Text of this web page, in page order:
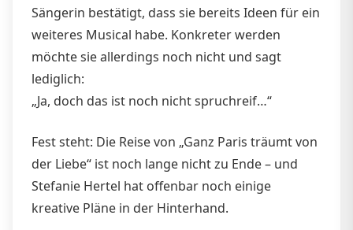
Sängerin bestätigt, dass sie bereits Ideen für ein
weiteres Musical habe. Konkreter werden
möchte sie allerdings noch nicht und sagt
lediglich:
„Ja, doch das ist noch nicht spruchreif…“
Fest steht: Die Reise von „Ganz Paris träumt von
der Liebe“ ist noch lange nicht zu Ende – und
Stefanie Hertel hat offenbar noch einige
kreative Pläne in der Hinterhand.